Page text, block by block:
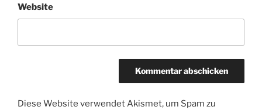
Website
Diese Website verwendet Akismet, um Spam zu